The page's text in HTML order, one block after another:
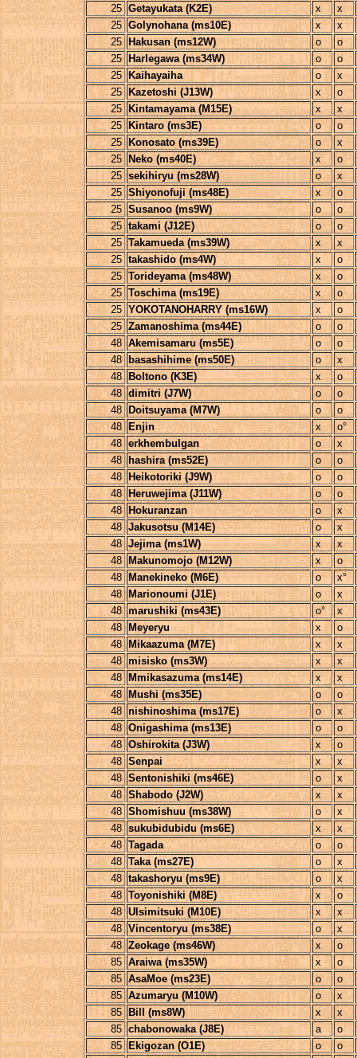
25 Getayukata (K2E) x
x
25 Golynohana (ms10E) x
x
25
Hakusan (ms12W) o
o
25
Harlegawa (ms34W) o
o
25
Kaihayaiha o
x
25
Kazetoshi (J13W) x
o
25
Kintamayama (M15E) x
x
25
Kintaro (ms3E) o
o
25
Konosato (ms39E) o
x
25
Neko (ms40E) x
o
25 sekihiryu (ms28W) o
x
25 Shiyonofuji (ms48E) x
o
25 Susanoo (ms9W) o
o
25 takami (J12E) o
o
25 Takamueda (ms39W) x
x
25 takashido (ms4W) x
o
25 Torideyama (ms48W) x
o
25 Toschima (ms19E) x
o
25 YOKOTANOHARRY (ms16W) x
o
25 Zamanoshima (ms44E) o
o
48 Akemisamaru (ms5E) o
o
48
basashihime (ms50E) o
x
48
Boltono (K3E) x
o
48 dimitri (J7W) o
o
48
Doitsuyama (M7W) o
o
48
Enjin x
o°
48 erkhembulgan o
x
48
hashira (ms52E) o
o
48 Heikotoriki (J9W) o
o
48
Heruwejima (J11W) o
o
48
Hokuranzan o
x
48 Jakusotsu (M14E) o
x
48 Jejima (ms1W) x
x
48
Makunomojo (M12W) x
o
48
Manekineko (M6E) o
x°
48
Marionoumi (J1E) o
x
48 marushiki (ms43E) o°
x
48
Meyeryu x
o
48
Mikaazuma (M7E) x
x
48 misisko (ms3W) x
x
48
Mmikasazuma (ms14E) x
x
48
Mushi (ms35E) o
o
48 nishinoshima (ms17E) o
x
48 Onigashima (ms13E) o
o
48 Oshirokita (J3W) x
o
48 Senpai x
x
48 Sentonishiki (ms46E) o
x
48 Shabodo (J2W) x
x
48 Shomishuu (ms38W) o
x
48 sukubidubidu (ms6E) x
x
48 Tagada o
o
48 Taka (ms27E) o
x
48 takashoryu (ms9E) o
x
48 Toyonishiki (M8E) x
o
48 Ulsimitsuki (M10E) x
x
48 Vincentoryu (ms38E) o
x
48 Zeokage (ms46W) x
o
85 Araiwa (ms35W) x
o
85 AsaMoe (ms23E) o
o
85 Azumaryu (M10W) o
x
85
Bill (ms8W) x
x
85 chabonowaka (J8E) a
o
85
Ekigozan (O1E) o
o